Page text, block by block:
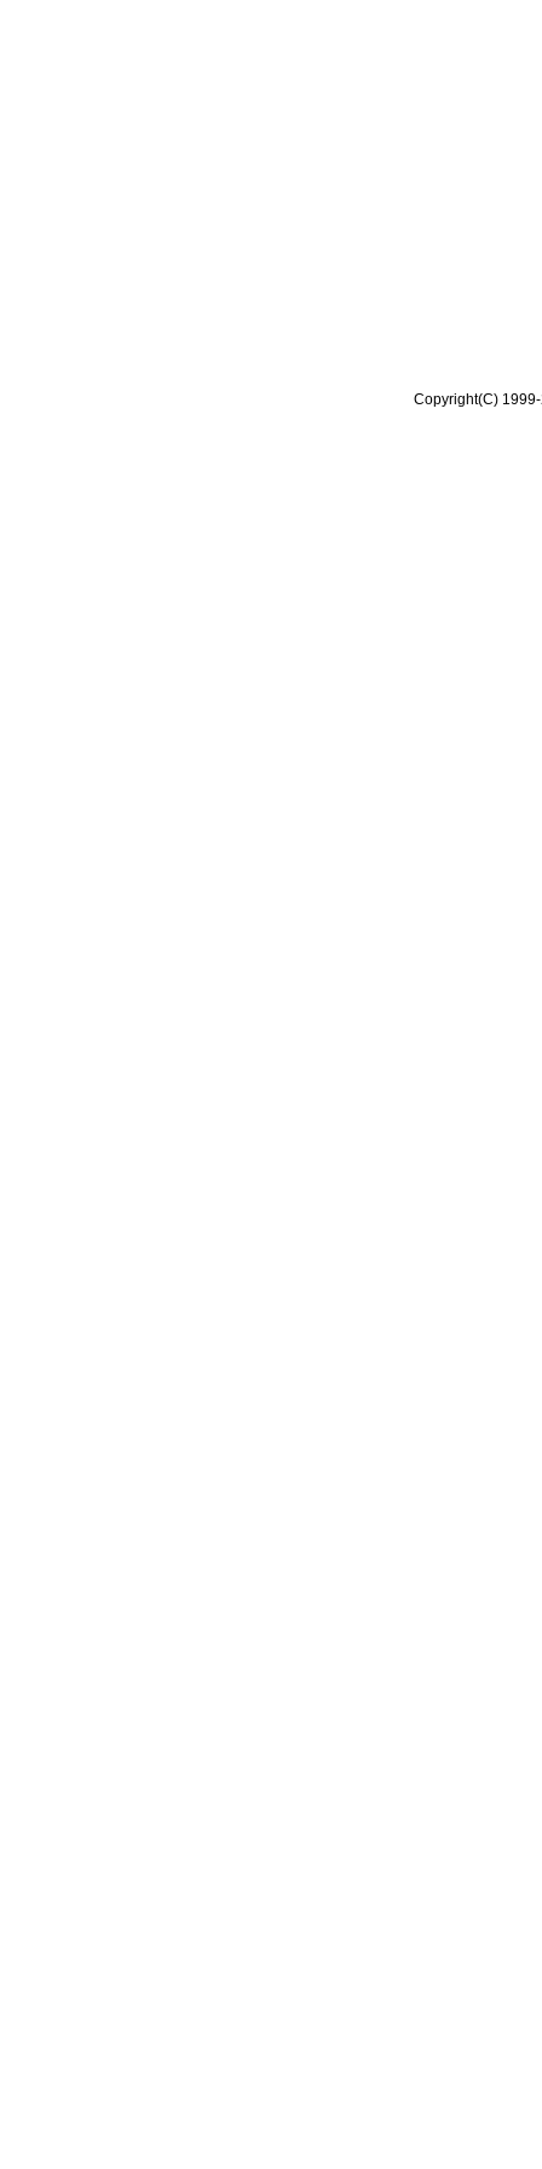
Copyright(C)